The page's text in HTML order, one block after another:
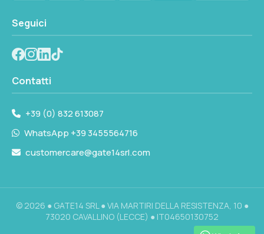
Seguici
Contatti
+39 (0) 832 613087
WhatsApp +39 3455564716
customercare@gate14srl.com
© 2026 ● GATE14 SRL ● VIA MARTIRI DELLA RESISTENZA, 10 ●
73020 CAVALLINO (LECCE) ● IT04650130752